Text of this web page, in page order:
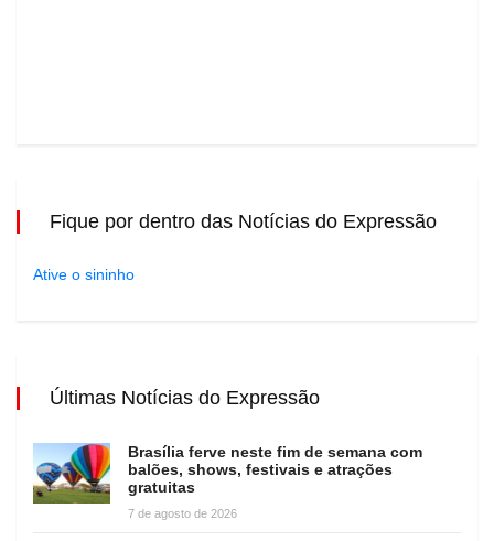
Fique por dentro das Notícias do Expressão
Ative o sininho
Últimas Notícias do Expressão
Brasília ferve neste fim de semana com
balões, shows, festivais e atrações
gratuitas
7 de agosto de 2026